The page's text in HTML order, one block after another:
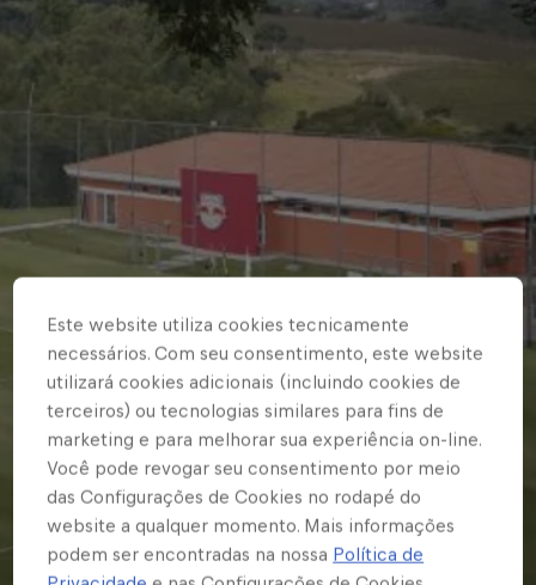
Este website utiliza cookies tecnicamente
necessários. Com seu consentimento, este website
utilizará cookies adicionais (incluindo cookies de
terceiros) ou tecnologias similares para fins de
marketing e para melhorar sua experiência on-line.
Você pode revogar seu consentimento por meio
das Configurações de Cookies no rodapé do
website a qualquer momento. Mais informações
podem ser encontradas na nossa Política de